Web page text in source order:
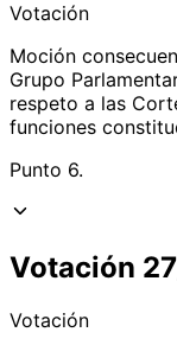
Votación
Moción
Grupo
respeto a las
funciones
Punto 6.
Votación
Votación